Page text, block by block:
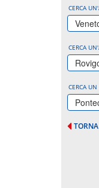
CERCA
CERCA
CERCA